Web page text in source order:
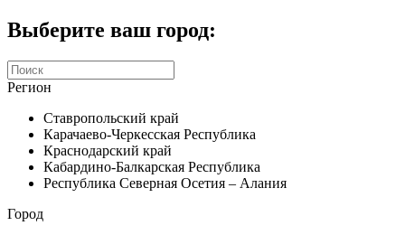
Выберите ваш город:
Регион
Ставропольский край
Карачаево-Черкесская Республика
Краснодарский край
Кабардино-Балкарская Республика
Республика Северная Осетия – Алания
Город